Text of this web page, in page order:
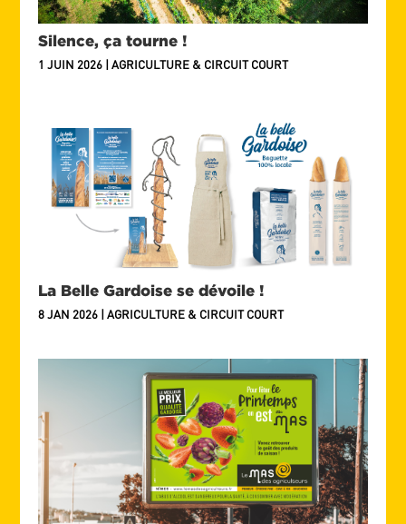
Silence, ça tourne !
1 JUIN 2026 |AGRICULTURE & CIRCUIT COURT
La Belle Gardoise se dévoile !
8 JAN 2026 |AGRICULTURE & CIRCUIT COURT